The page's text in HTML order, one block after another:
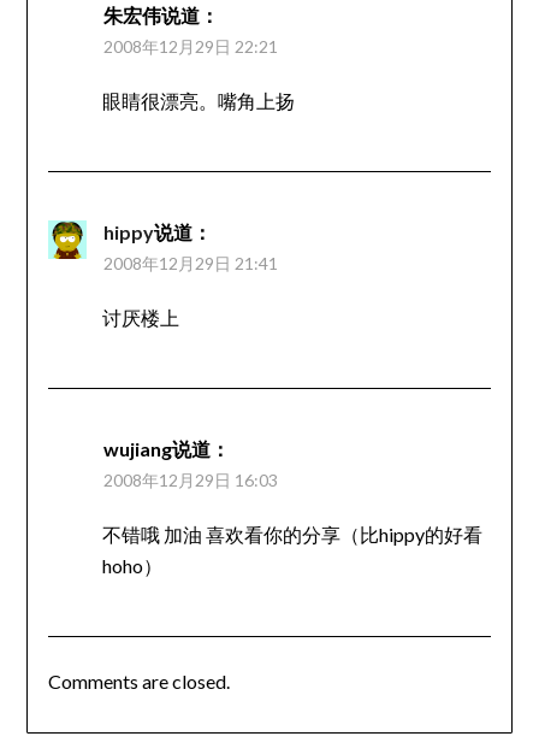
朱宏伟说道：
2008年12月29日 22:21
眼睛很漂亮。嘴角上扬
hippy说道：
2008年12月29日 21:41
讨厌楼上
wujiang说道：
2008年12月29日 16:03
不错哦 加油 喜欢看你的分享（比hippy的好看
hoho）
Comments are closed.